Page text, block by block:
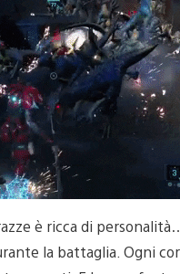
è ricca di
la battaglia. Ogni